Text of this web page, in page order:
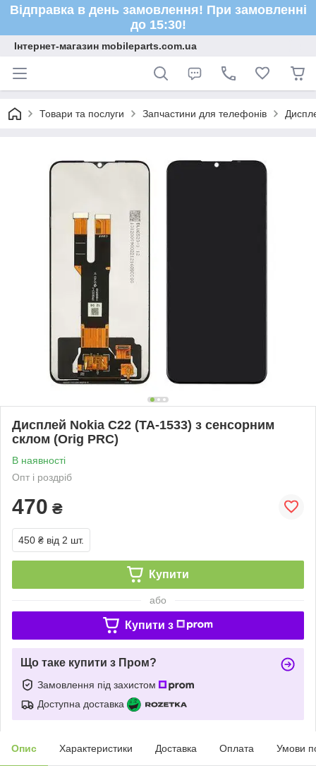
Відправка в день замовлення! При замовленні
до 15:30!
Інтернет-магазин mobileparts.com.ua
Товари та послуги Запчастини для телефонів
Дисплей Nokia C22 (TA-1533) з сенсорним
склом (Orig PRC)
В наявності
Опт і роздріб
470 ₴
450 ₴ від 2 шт.
Купити
або
Купити з
Що таке купити з Пром?
Замовлення під захистом
Доступна доставка
Опис Характеристики Доставка Оплата Умови